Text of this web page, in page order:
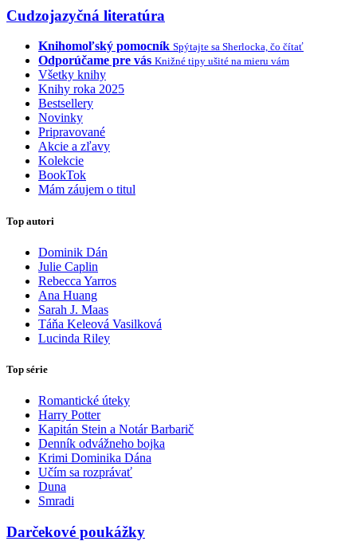
Cudzojazyčná literatúra
Knihomoľský pomocník Spýtajte sa Sherlocka, čo čítať
Odporúčame pre vás Knižné tipy ušité na mieru vám
Všetky knihy
Knihy roka 2025
Bestsellery
Novinky
Pripravované
Akcie a zľavy
Kolekcie
BookTok
Mám záujem o titul
Top autori
Dominik Dán
Julie Caplin
Rebecca Yarros
Ana Huang
Sarah J. Maas
Táňa Keleová Vasilková
Lucinda Riley
Top série
Romantické úteky
Harry Potter
Kapitán Stein a Notár Barbarič
Denník odvážneho bojka
Krimi Dominika Dána
Učím sa rozprávať
Duna
Smradi
Darčekové poukážky